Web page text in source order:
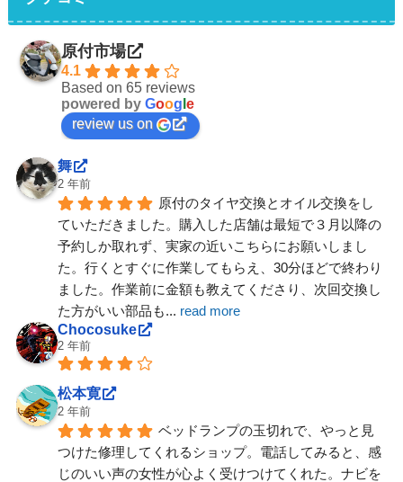
原付市場
4.1
Based on 65 reviews
powered by Goog e
review us on
舞
2 年前
原付のタイヤ交換とオイル交換をし
ていただきました。購入した店舗は最短で３月以降の
予約しか取れず、実家の近いこちらにお願いしまし
た。行くとすぐに作業してもらえ、30分ほどで終わり
ました。作業前に金額も教えてくださり、次回交換し
た方がいい部品も... read more
Chocosuke
2 年前
松本寛
2 年前
ベッドランプの玉切れで、やっと見
つけた修理してくれるショップ。電話してみると、感
じのいい声の女性が心よく受けつけてくれた。ナビを